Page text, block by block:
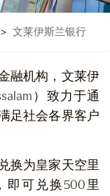
> 文莱伊斯兰银行
融机构，文莱伊
）致力于通
足社会各界客户
换为皇家天空里
即可兑换500里